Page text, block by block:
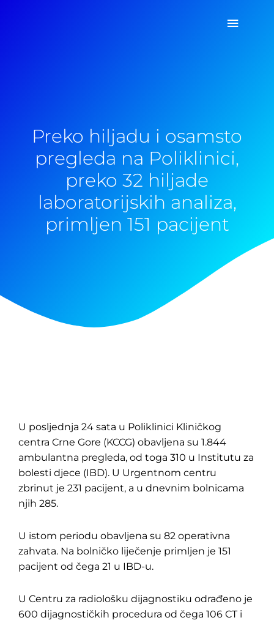
Glavni
Preko hiljadu i osamsto
pregleda na Poliklinici,
preko 32 hiljade
laboratorijskih analiza,
primljen 151 pacijent
U posljednja 24 sata u Poliklinici Kliničkog
centra Crne Gore (KCCG) obavljena su 1.844
ambulantna pregleda, od toga 310 u Institutu za
bolesti djece (IBD). U Urgentnom centru
zbrinut je 231 pacijent, a u dnevnim bolnicama
njih 285.
U istom periodu obavljena su 82 operativna
zahvata. Na bolničko liječenje primljen je 151
pacijent od čega 21 u IBD-u.
U Centru za radiološku dijagnostiku odrađeno je
600 dijagnostičkih procedura od čega 106 CT i